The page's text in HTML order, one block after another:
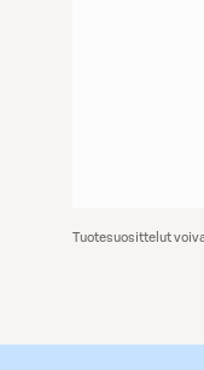
Tuotesuosittelut